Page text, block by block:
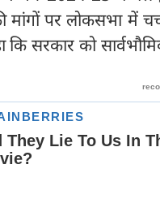
मांगों पर लोकसभा में
सरकार को सार्वभौमिक